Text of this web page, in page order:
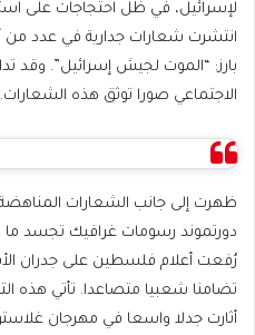
لإسرائيل، في ظل احتجاجات على
انتشرت شعارات جدارية في عدد من
بارز: “الموت لجيش إسرائيل”. وقد
الاجتماعي صورا توثق هذه الشعارات.
ظهرت إلى جانب الشعارات
دورتموند رسومات غرافيك تجسد
رُفعت أعلام فلسطين على جدران
تضامنا شعبيا متصاعدا. تأتي هذه
أثارت جدلا واسعا في مهرجان